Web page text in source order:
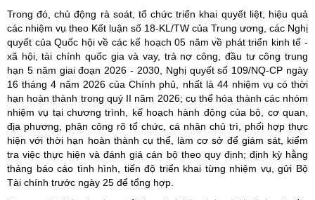
Trong đó, chủ động rà soát, tổ chức triển khai quyết liệt, hiệu quả
các nhiệm vụ theo Kết luận số 18-KL/TW của Trung ương, các Nghị
quyết của Quốc hội về các kế hoạch 05 năm về phát triển kinh tế -
xã hội, tài chính quốc gia và vay, trả nợ công, đầu tư công trung
hạn 5 năm giai đoạn 2026 - 2030, Nghị quyết số 109/NQ-CP ngày
16 tháng 4 năm 2026 của Chính phủ, nhất là 44 nhiệm vụ có thời
hạn hoàn thành trong quý II năm 2026; cụ thể hóa thành các nhóm
nhiệm vụ tại chương trình, kế hoạch hành động của bộ, cơ quan,
địa phương, phân công rõ tổ chức, cá nhân chủ trì, phối hợp thực
hiện với thời hạn hoàn thành cụ thể, làm cơ sở để giám sát, kiểm
tra việc thực hiện và đánh giá cán bộ theo quy định; định kỳ hằng
tháng báo cáo tình hình, tiến độ triển khai từng nhiệm vụ, gửi Bộ
Tài chính trước ngày 25 để tổng hợp.